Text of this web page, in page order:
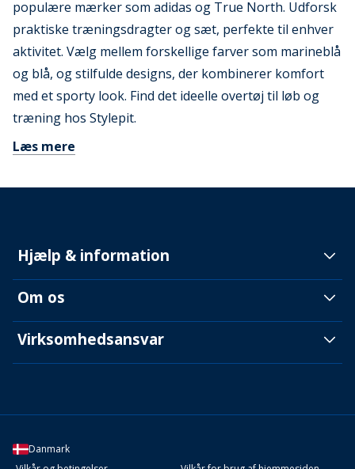
populære mærker som adidas og True North. Udforsk
praktiske træningsdragter og sæt, perfekte til enhver
aktivitet. Vælg mellem forskellige farver som marineblå
og blå, og stilfulde designs, der kombinerer komfort
med et sporty look. Find det ideelle overtøj til løb og
træning hos Stylepit.
Læs mere
Hjælp & information
Om os
Virksomhedsansvar
Danmark